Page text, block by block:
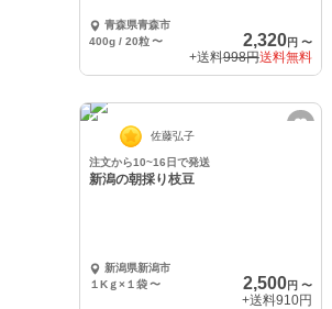
青森県青森市
400g / 20粒〜 2,320円 〜
+送料998円送料無料
佐藤弘子
注文から10~16日で発送
新潟の朝採り枝豆
新潟県新潟市
１Kｇ×１袋〜 2,500円 〜
+送料910円